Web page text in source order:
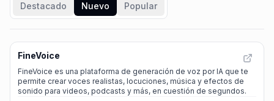
Destacado
Nuevo Popular
FineVoice
FineVoice es una plataforma de generación de voz por IA que te
permite crear voces realistas, locuciones, música y efectos de
sonido para videos, podcasts y más, en cuestión de segundos.